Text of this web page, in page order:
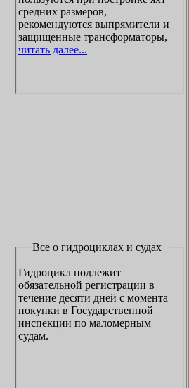
средних размеров,
рекомендуются выпрямители и
защищенные трансформаторы,
читать далее...
Все о гидроциклах и судах
Гидроцикл подлежит
обязательной регистрации в
течение десяти дней с момента
покупки в Государственной
инспекции по маломерным
судам.